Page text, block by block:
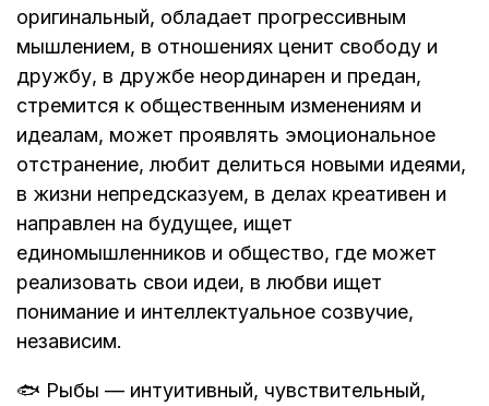
оригинальный, обладает прогрессивным
мышлением, в отношениях ценит свободу и
дружбу, в дружбе неординарен и предан,
стремится к общественным изменениям и
идеалам, может проявлять эмоциональное
отстранение, любит делиться новыми идеями,
в жизни непредсказуем, в делах креативен и
направлен на будущее, ищет
единомышленников и общество, где может
реализовать свои идеи, в любви ищет
понимание и интеллектуальное созвучие,
независим.
🐟 Рыбы — интуитивный, чувствительный,